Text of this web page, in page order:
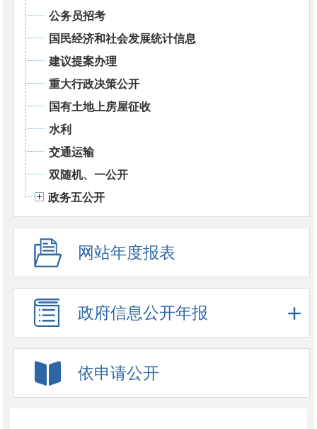
公务员招考
国民经济和社会发展统计信息
建议提案办理
重大行政决策公开
国有土地上房屋征收
水利
交通运输
双随机、一公开
政务五公开
网站年度报表
政府信息公开年报
依申请公开